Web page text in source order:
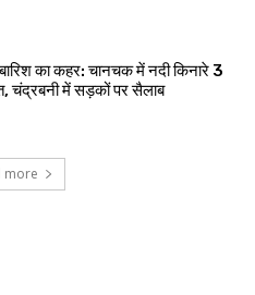
का कहर: चानचक में नदी किनारे 3
चंद्रबनी में सड़कों पर सैलाब
more